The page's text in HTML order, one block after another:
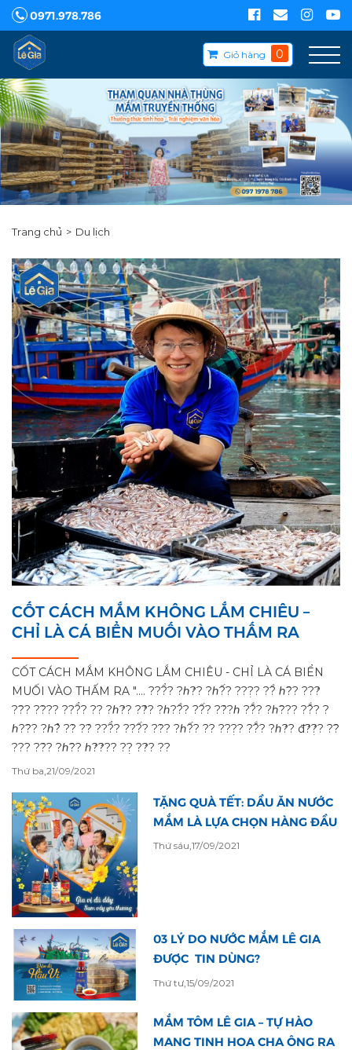
0971.978.786
Giỏ hàng 0
Trang chủ Du lịch
CỐT CÁCH MẮM KHÔNG LẮM CHIÊU –
CHỈ LÀ CÁ BIỂN MUỐI VÀO THẤM RA
CỐT CÁCH MẮM KHÔNG LẮM CHIÊU - CHỈ LÀ CÁ BIỂN
MUỐI VÀO THẤM RA ".... ???̂̉? ?ℎ?̛? ?ℎ?̂́? ???̣? ??̂̀ ℎ?̂? ???̛
??̂? ??̀?? ???̂̉? ?? ?ℎ?̛? ??̛́? ?ℎ??̂̀? ??̂́? ??́?ℎ ??̆́? ?ℎ?̂?? ??̆́? ?
ℎ??̂? ?ℎ?̉ ??̀ ??́ ???̂̉? ???̂́? ??̀? ?ℎ?̂́? ?? ???̣? ??̆́? ?ℎ?̛? đ?̛?̛̣? ??̂
??? ??́? ?ℎ?̂? ℎ?̛?̛?? ??̣ ??̛? ??
Thứ ba,21/09/2021
TẶNG QUÀ TẾT: DẦU ĂN NƯỚC
MẮM LÀ LỰA CHỌN HÀNG ĐẦU
Thứ sáu,17/09/2021
03 LÝ DO NƯỚC MẮM LÊ GIA
ĐƯỢC TIN DÙNG?
Thứ tư,15/09/2021
MẮM TÔM LÊ GIA – TỰ HÀO
MANG TINH HOA CHA ÔNG RA